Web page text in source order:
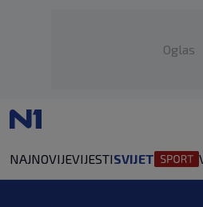
Oglas
NAJNOVIJEVIJESTISVIJET